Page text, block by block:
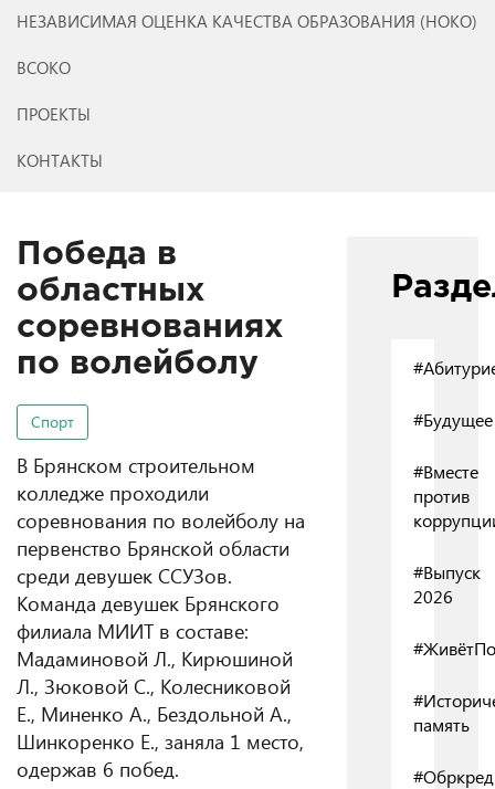
НЕЗАВИСИМАЯ ОЦЕНКА КАЧЕСТВА ОБРАЗОВАНИЯ (НОКО)
ВСОКО
ПРОЕКТЫ
КОНТАКТЫ
Победа в
областных
соревнованиях
по волейболу
Спорт
В Брянском строительном
колледже проходили
соревнования по волейболу на
первенство Брянской области
среди девушек ССУЗов.
Команда девушек Брянского
филиала МИИТ в составе:
Мадаминовой Л., Кирюшиной
Л., Зюковой С., Колесниковой
Е., Миненко А., Бездольной А.,
Шинкоренко Е., заняла 1 место,
одержав 6 побед.
#Будущее
#Вместе
против
#Выпуск
2026
память